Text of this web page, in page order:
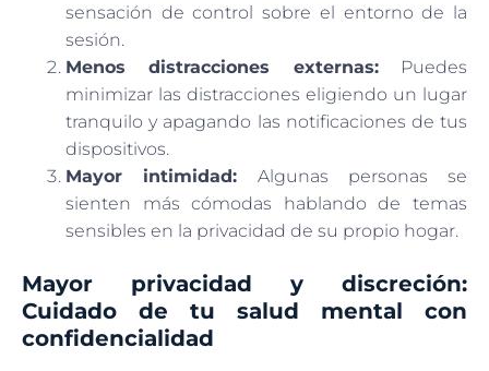
sensación de control sobre el entorno de la
sesión.
Menos distracciones externas:Puedes
minimizar las distracciones eligiendo un lugar
tranquilo y apagando las notificaciones de tus
dispositivos.
Mayor intimidad: Algunas personas se
sienten más cómodas hablando de temas
sensibles en la privacidad de su propio hogar.
Mayor privacidad y discreción:
Cuidado de tu salud mental con
confidencialidad